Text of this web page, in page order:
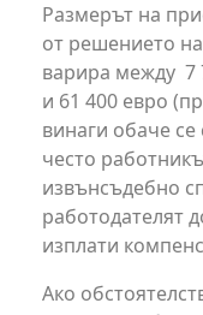
Размерът на
от решението
варира между 7
и 61 400 евро
винаги обаче се
често
извънсъдебно
работодателят
изплати
Ако